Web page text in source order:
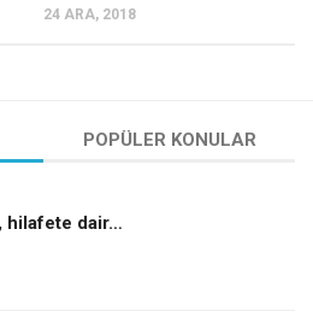
24 ARA, 2018
POPÜLER KONULAR
hilafete dair…